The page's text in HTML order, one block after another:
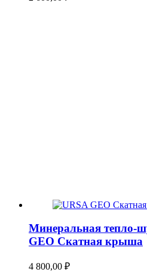
Минеральная тепло-
GEO Скатная крыша
4 800,00 ₽